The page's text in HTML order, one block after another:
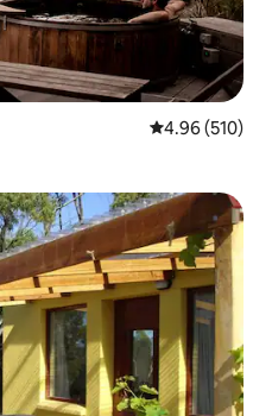
レビュー510
4.96 (510)